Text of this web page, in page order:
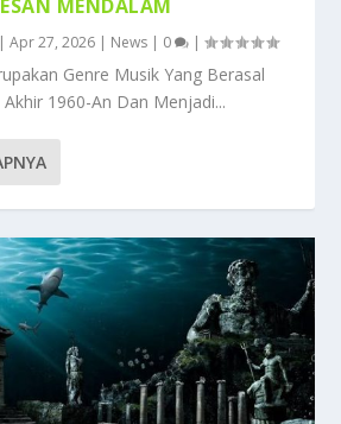
MENDALAM
|Apr 27, 2026 | News | 0 |
Genre Musik Yang Berasal
1960-An Dan Menjadi...